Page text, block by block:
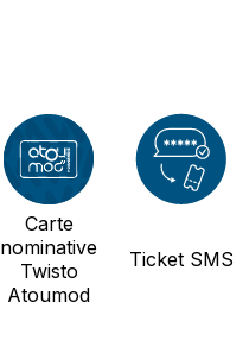
Carte
nominative
Twisto
Atoumod
Ticket SMS